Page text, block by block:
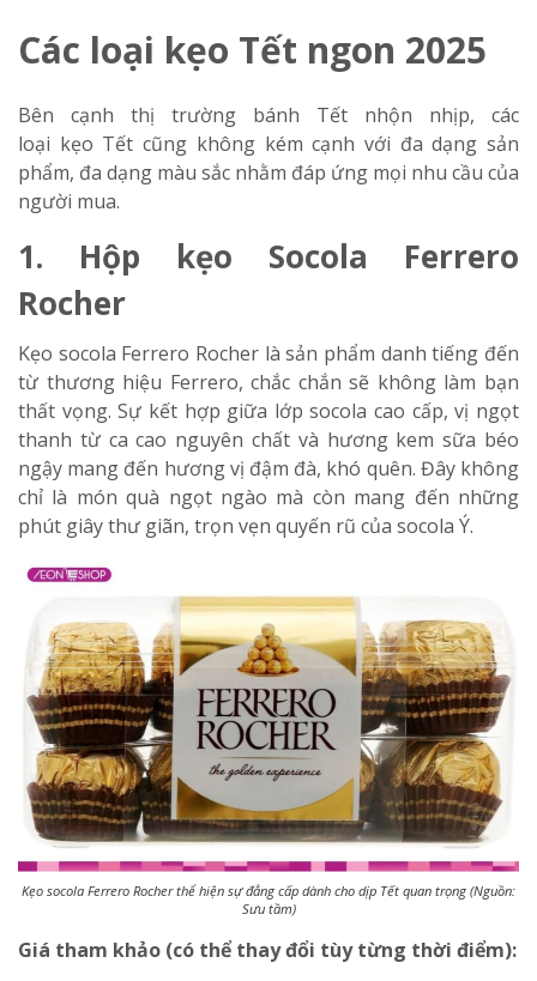
Các loại kẹo Tết ngon 2025
Bên cạnh thị trường bánh Tết nhộn nhịp, các
loại kẹo Tết cũng không kém cạnh với đa dạng sản
phẩm, đa dạng màu sắc nhằm đáp ứng mọi nhu cầu của
người mua.
1. Hộp kẹo Socola Ferrero
Rocher
Kẹo socola Ferrero Rocher là sản phẩm danh tiếng đến
từ thương hiệu Ferrero, chắc chắn sẽ không làm bạn
thất vọng. Sự kết hợp giữa lớp socola cao cấp, vị ngọt
thanh từ ca cao nguyên chất và hương kem sữa béo
ngậy mang đến hương vị đậm đà, khó quên. Đây không
chỉ là món quà ngọt ngào mà còn mang đến những
phút giây thư giãn, trọn vẹn quyến rũ của socola Ý.
Kẹo socola Ferrero Rocher thể hiện sự đẳng cấp dành cho dịp Tết quan trọng (Nguồn:
Sưu tầm)
Giá tham khảo (có thể thay đổi tùy từng thời điểm):